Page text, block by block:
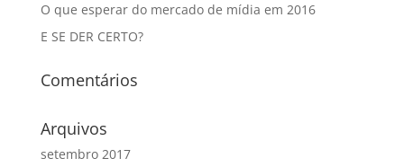
O que esperar do mercado de mídia em 2016
E SE DER CERTO?
Comentários
Arquivos
setembro 2017